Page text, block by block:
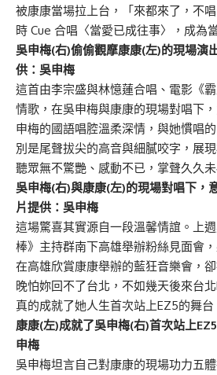
被康康當場拉上台，「來都來了，不
時 Cue 合唱〈當愛已成往事〉，成為
吳申梅(右)偷偷觀摩康康(左)的現場
供：吳申梅
這首由李宗盛與林憶蓮合唱、電影《
情歌，在吳申梅與康康的現場對唱下
申梅的國語唱腔溫柔深情，與她慣唱
別是尾聲拔尖的高音與細膩咬字，展
聽眾無不驚艷、感動不已，掌聲久久未
吳申梅(右)與康康(左)的現場對唱下
片提供：吳申梅
這場驚喜其實源自一段溫馨情誼。上
棒》主持群南下高雄舉辦粉絲見面會
在高雄欣賞康康舉辦的藍狂音樂會，
晚怕妳回不了台北，不如幾天後來台
真的成就了她人生首次站上EZ5的舞台
康康(左)成就了吳申梅(右)首次站上
申梅
吳申梅坦言自己對康康的現場功力五